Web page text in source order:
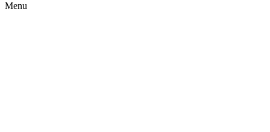
Menu